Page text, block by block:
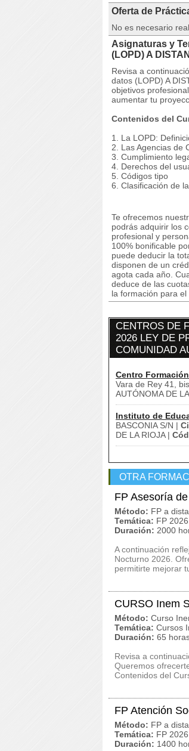
Oferta de
No es necesario
Asignaturas y
(LOPD) A
Revisa a
datos (LOPD) A
objetivos
aumentar tu
Contenidos del
1. La LOPD:
2. Las Agencias de
3. Cumplimiento
4. Derechos del
5. Códigos tipo
6. Clasificación de
Te ofrecemos
podrás adquirir los
profesional y
100% bonificable
puede deducir la
disponen de un
agota cada año.
deduce de las
la formación para
CENTROS DE
2026 LEY DE
COMUNIDAD
Centro
Vara de Rey 41,
AUTÓNOMA DE
Instituto de
BASCONIA S/N |
DE LA RIOJA |
OTRA
FP Asesoría
Método: FP a
Temática: FP 2026
Duración: 2000
A continuación
Nocturno 2026.
permitirte mejorar
CURSO Inem
Método: Curso
Temática: Cursos
Duración: 65
Revisa a
Queremos
Contenidos del
FP Atención
Método: FP a
Temática: FP 2026
Duración: 1400